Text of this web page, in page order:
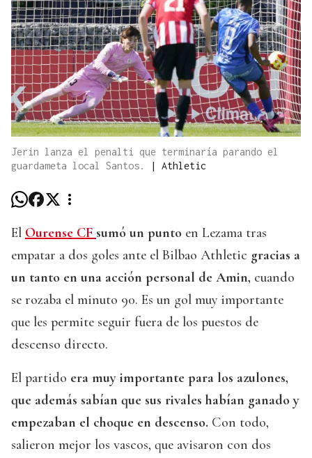
Jerin lanza el penalti que terminaría parando el
guardameta local Santos.
| Athletic
El Ourense CF sumó un punto en Lezama tras
empatar a dos goles ante el Bilbao Athletic gracias a
un tanto en una acción personal de Amin, cuando
se rozaba el minuto 90. Es un gol muy importante
que les permite seguir fuera de los puestos de
descenso directo.
El partido era muy importante para los azulones,
que además sabían que sus rivales habían ganado y
empezaban el choque en descenso. Con todo,
salieron mejor los vascos, que avisaron con dos